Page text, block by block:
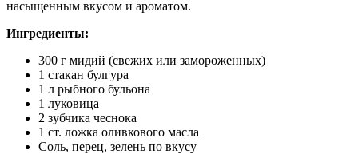
насыщенным вкусом и ароматом.
Ингредиенты:
300 г мидий (свежих или замороженных)
1 стакан булгура
1 л рыбного бульона
1 луковица
2 зубчика чеснока
1 ст. ложка оливкового масла
Соль, перец, зелень по вкусу